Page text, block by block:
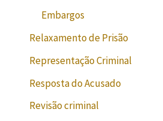
Embargos
Relaxamento de Prisão
Representação Criminal
Resposta do Acusado
Revisão criminal